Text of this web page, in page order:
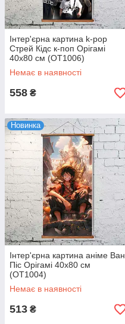
Інтер'єрна картина k-pop
Стрей Кідс к-поп Орігамі
40x80 см (OT1006)
Немає в наявності
558 ₴
Новинка
Інтер'єрна картина аніме Ван
Піс Орігамі 40x80 см
(OT1004)
Немає в наявності
513 ₴